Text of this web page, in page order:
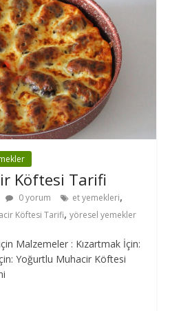
Köftesi Tarifi
0 yorum et yemekleri,
Köftesi Tarifi, yöresel yemekler
Malzemeler : Kızartmak İçin:
Yoğurtlu Muhacir Köftesi